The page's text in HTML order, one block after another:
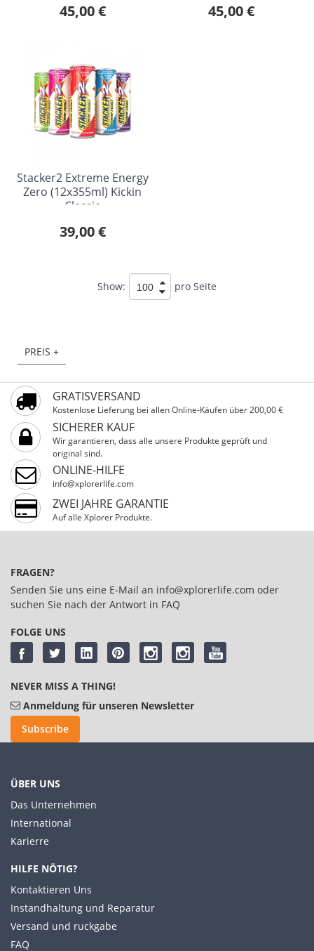
PREIS +
45,00 € 45,00 €
Stacker2 Extreme Energy
Zero (12x355ml) Kickin
Classic
39,00 €
Show: pro Seite
GRATISVERSAND
Kostenlose Lieferung bei allen Online-Käufen über 200,00 €
SICHERER KAUF
Wir garantieren, dass alle unsere Produkte geprüft und
original sind.
ONLINE-HILFE
info@xplorerlife.com
ZWEI JAHRE GARANTIE
Auf alle Xplorer Produkte.
FRAGEN?
Senden Sie uns eine E-Mail an info@xplorerlife.com oder
suchen Sie nach der Antwort in FAQ
FOLGE UNS
NEVER MISS A THING!
Anmeldung für unseren Newsletter
Subscribe
ÜBER UNS
Das Unternehmen
International
Karierre
HILFE NÖTIG?
Kontaktieren Uns
Instandhaltung und Reparatur
Versand und ruckgabe
FAQ